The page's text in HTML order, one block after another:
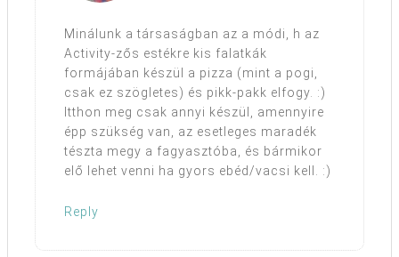
Minálunk a társaságban az a módi, h az
Activity-zős estékre kis falatkák
formájában készül a pizza (mint a pogi,
csak ez szögletes) és pikk-pakk elfogy. :)
Itthon meg csak annyi készül, amennyire
épp szükség van, az esetleges maradék
tészta megy a fagyasztóba, és bármikor
elő lehet venni ha gyors ebéd/vacsi kell. :)
Reply